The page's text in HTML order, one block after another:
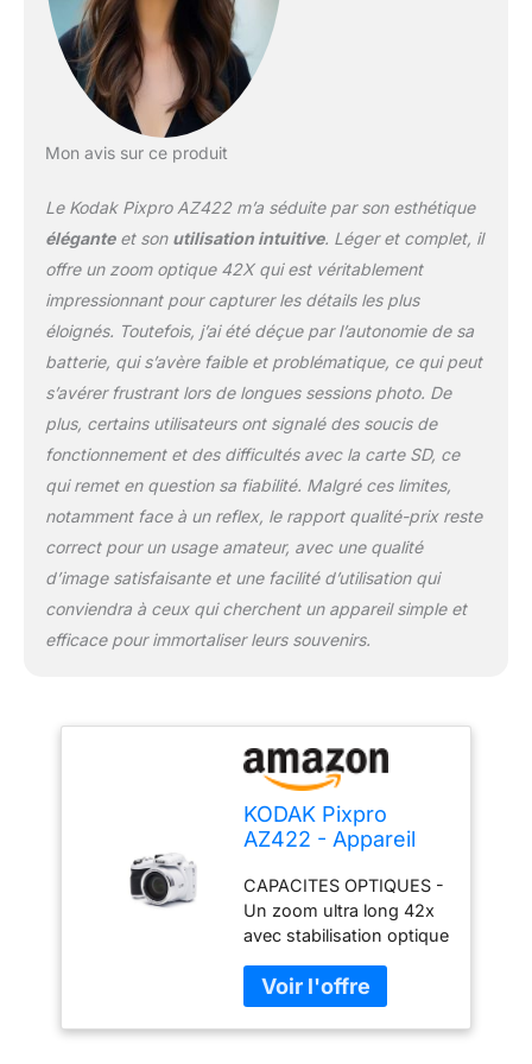
carte SDHC Kodak 32GB
UHS-I U1 V10. AUTRES
FONCTIONNALITES -
d'objet, les fonctions de
foule de paramètres
puissants mais
conviviaux rendent la
photographie facile,
amusante et sans tracas.
AFFICHAGE - Le KODAK
PIXPRO AZ422 possède
un écran LCD 3 pouces
avec une capacité de
460,000 pixels.
CONNECTIVITE -
L'AZ422 dispose d'une
connectivité facile avec
des ordinateurs et des
appareils mobiles grâce à
son port USB et sa
connectivité Wi-Fi.
Mon avis sur ce produit
Le Kodak Pixpro AZ422 m’a séduite par son esthétique
éléganteet son utilisation intuitive. Léger et complet, il
offre un zoom optique 42X qui est véritablement
impressionnant pour capturer les détails les plus
éloignés. Toutefois, j’ai été déçue par l’autonomie de sa
batterie, qui s’avère faible et problématique, ce qui peut
s’avérer frustrant lors de longues sessions photo. De
plus, certains utilisateurs ont signalé des soucis de
fonctionnement et des difficultés avec la carte SD, ce
qui remet en question sa fiabilité. Malgré ces limites,
notamment face à un reflex, le rapport qualité-prix reste
correct pour un usage amateur, avec une qualité
d’image satisfaisante et une facilité d’utilisation qui
conviendra à ceux qui cherchent un appareil simple et
efficace pour immortaliser leurs souvenirs.
KODAK Pixpro
AZ422 - Appareil
Numérique 20 MP,
Zoom Optique 42X,
Grand Angle 24
mm, Video HD
720p, OIS, Flash
Intégré, Ecran LCD
3, Batterie Li-ION -
CAPACITES OPTIQUES -
Un zoom ultra long 42x
avec stabilisation optique
réaliser des gros plans,
des panoramas ou des
vidéos HD d'une clarté